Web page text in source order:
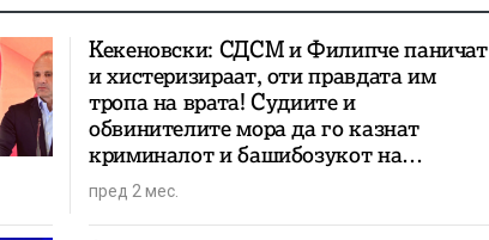
Кекеновски: СДСМ и Филипче паничат
и хистеризираат, оти правдата им
тропа на врата! Судиите и
обвинителите мора да го казнат
криминалот и башибозукот на
арамиите!
пред 2 мес.